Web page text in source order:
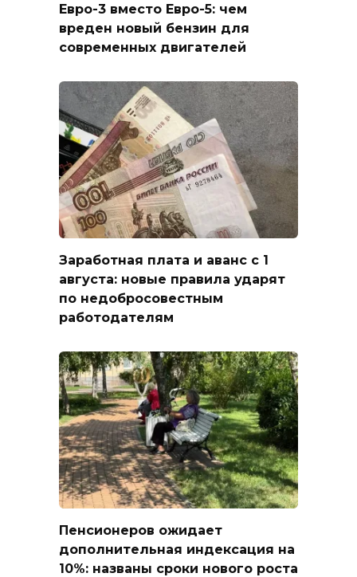
Евро-3 вместо Евро-5: чем
вреден новый бензин для
современных двигателей
Заработная плата и аванс с 1
августа: новые правила ударят
по недобросовестным
работодателям
Пенсионеров ожидает
дополнительная индексация на
10%: названы сроки нового роста